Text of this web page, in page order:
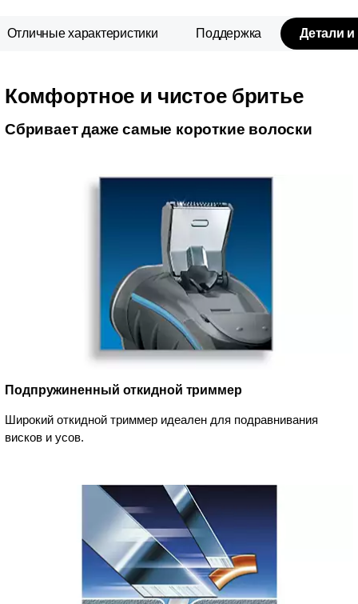
Отличные характеристики Поддержка Детали и
Комфортное и чистое бритье
Сбривает даже самые короткие волоски
Подпружиненный откидной триммер
Широкий откидной триммер идеален для подравнивания
висков и усов.